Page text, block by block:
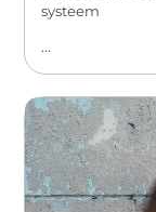
systeem
...